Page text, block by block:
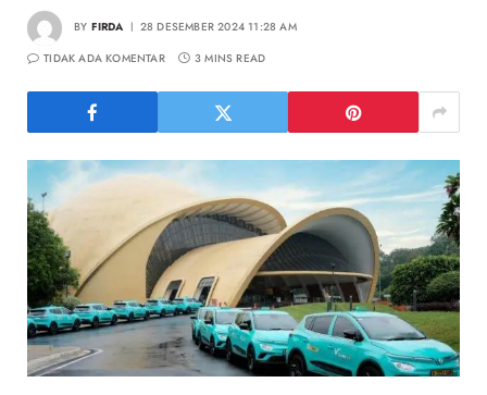
BY FIRDA
28 DESEMBER 2024 11:28 AM
TIDAK ADA KOMENTAR
3 MINS READ